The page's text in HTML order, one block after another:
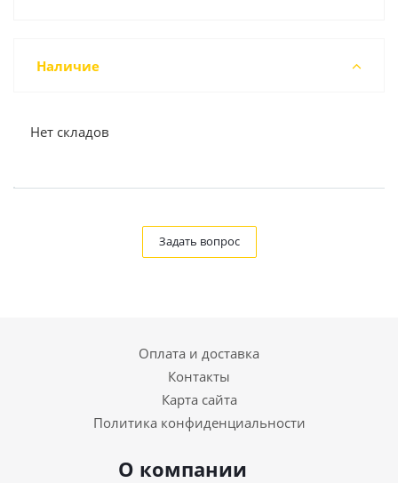
Наличие
Нет складов
Задать вопрос
Оплата и доставка
Контакты
Карта сайта
Политика конфиденциальности
О компании